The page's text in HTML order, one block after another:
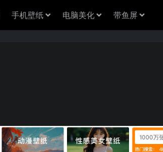
手机壁纸 电脑美化 带鱼屏